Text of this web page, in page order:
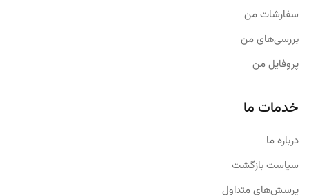
سفارشات من
بررسی‌های من
پروفایل من
خدمات ما
درباره ما
سیاست بازگشت
پرسش‌های متداول